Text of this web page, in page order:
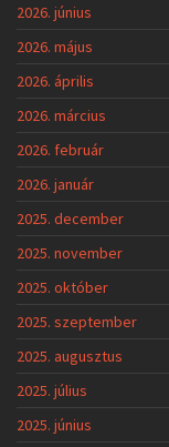
2026. június
2026. május
2026. április
2026. március
2026. február
2026. január
2025. december
2025. november
2025. október
2025. szeptember
2025. augusztus
2025. július
2025. június